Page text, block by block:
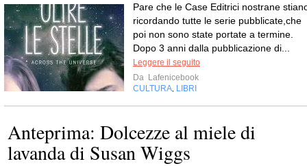
Pare che le Case Editrici nostrane
ricordando tutte le serie pubblicate,che
poi non sono state portate a termine.
Dopo 3 anni dalla pubblicazione di...
Leggere il seguito
Da Lafenicebook
CULTURA LIBRI
Anteprima: Dolcezze al miele di
lavanda di Susan Wiggs